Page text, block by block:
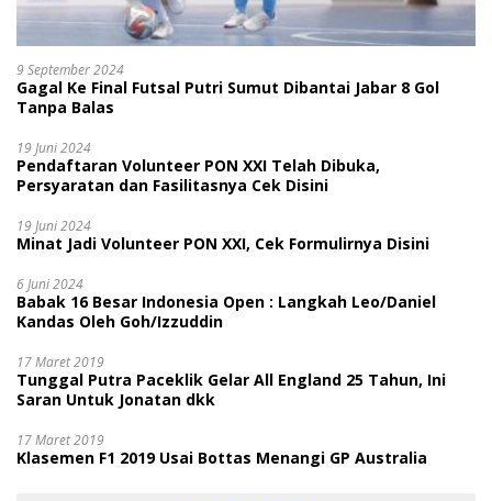
9 September 2024
Gagal Ke Final Futsal Putri Sumut Dibantai Jabar 8 Gol
Tanpa Balas
19 Juni 2024
Pendaftaran Volunteer PON XXI Telah Dibuka,
Persyaratan dan Fasilitasnya Cek Disini
19 Juni 2024
Minat Jadi Volunteer PON XXI, Cek Formulirnya Disini
6 Juni 2024
Babak 16 Besar Indonesia Open : Langkah Leo/Daniel
Kandas Oleh Goh/Izzuddin
17 Maret 2019
Tunggal Putra Paceklik Gelar All England 25 Tahun, Ini
Saran Untuk Jonatan dkk
17 Maret 2019
Klasemen F1 2019 Usai Bottas Menangi GP Australia